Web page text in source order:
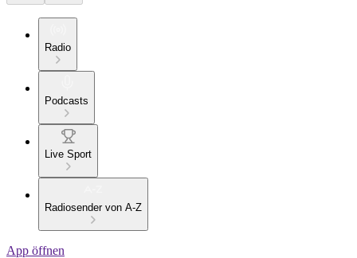
Radio
Podcasts
Live Sport
Radiosender von A-Z
App öffnen